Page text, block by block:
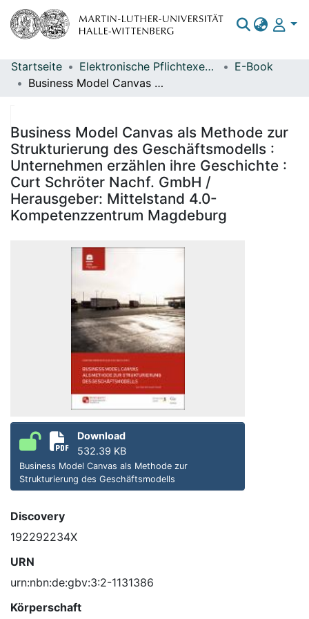
Bereiche & Sammlungen
Statistiken
Startseite Elektronische Pflichtexemplare
E-Book
Business Model Canvas als Methode zur Strukturierung des Geschäftsmodells : Unternehmen erzählen ihre Geschichte : Curt Schröter Nachf. GmbH / Herausgeber: Mittelstand 4.0-Kompetenzzentrum Magdeburg
Business Model Canvas als Methode zur
Strukturierung des Geschäftsmodells :
Unternehmen erzählen ihre Geschichte :
Curt Schröter Nachf. GmbH /
Herausgeber: Mittelstand 4.0-
Kompetenzzentrum Magdeburg
Download
532.39 KB
Business Model Canvas als Methode zur
Strukturierung des Geschäftsmodells
Discovery
192292234X
URN
urn:nbn:de:gbv:3:2-1131386
Körperschaft